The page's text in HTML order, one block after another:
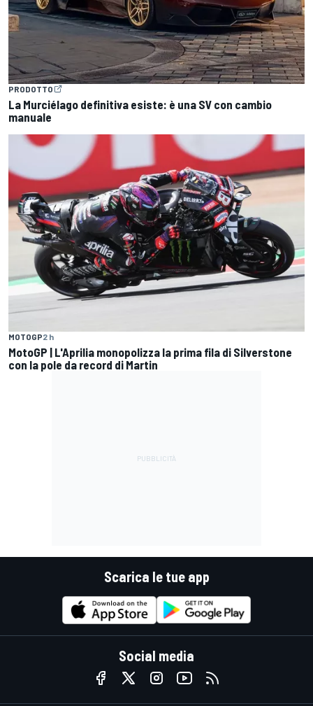
PRODOTTO
La Murciélago definitiva esiste: è una SV con cambio
manuale
MOTOGP2 h
MotoGP | L'Aprilia monopolizza la prima fila di Silverstone
con la pole da record di Martin
Scarica le tue app
Social media